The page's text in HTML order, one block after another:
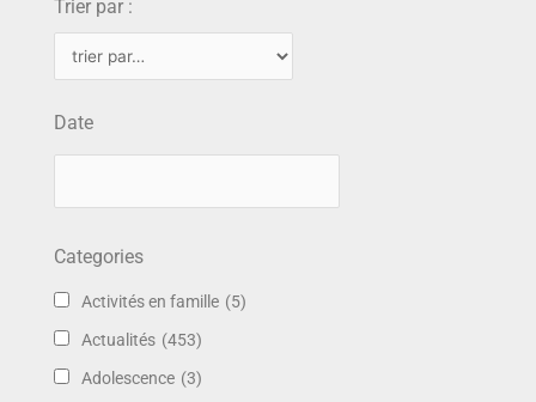
Trier par :
Date
Categories
Activités en famille (5)
Actualités (453)
Adolescence (3)